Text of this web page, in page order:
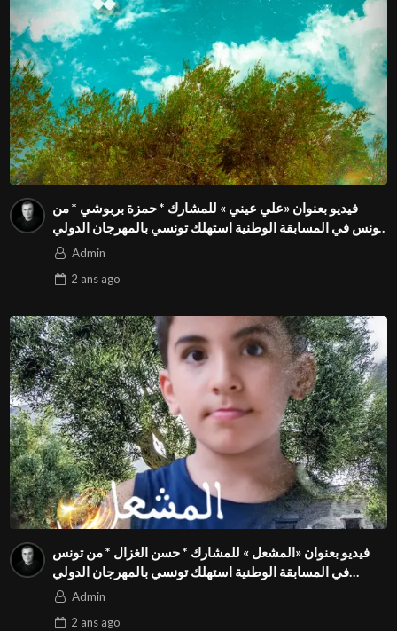
فيديو بعنوان «علي عيني » للمشارك * حمزة بربوشي * من
تونس في المسابقة الوطنية استهلك تونسي بالمهرجان الدولي
Admin
2 ansago
فيديو بعنوان «المشعل » للمشارك * حسن الغزال * من تونس
في المسابقة الوطنية استهلك تونسي بالمهرجان الدولي
Admin
2 ansago